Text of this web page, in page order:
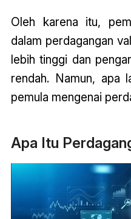
Oleh karena itu,
dalam perdagangan
lebih tinggi dan
rendah. Namun, apa
pemula mengenai
Apa Itu